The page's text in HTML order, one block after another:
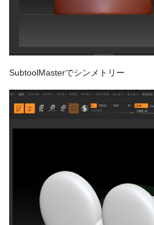
SubtoolMasterでシンメトリー